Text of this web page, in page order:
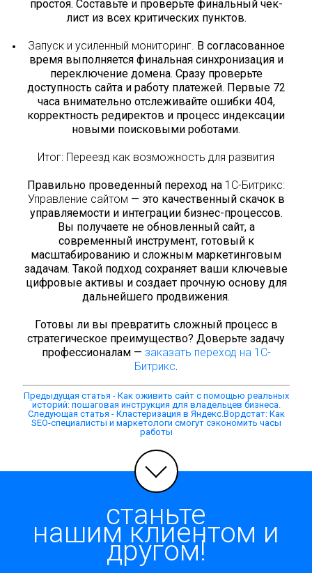
простоя. Составьте и проверьте финальный чек-
лист из всех критических пунктов.
Запуск и усиленный мониторинг. В согласованное
время выполняется финальная синхронизация и
переключение домена. Сразу проверьте
доступность сайта и работу платежей. Первые 72
часа внимательно отслеживайте ошибки 404,
корректность редиректов и процесс индексации
новыми поисковыми роботами.
Итог: Переезд как возможность для развития
Правильно проведенный переход на 1С-Битрикс:
Управление сайтом — это качественный скачок в
управляемости и интеграции бизнес-процессов.
Вы получаете не обновленный сайт, а
современный инструмент, готовый к
масштабированию и сложным маркетинговым
задачам. Такой подход сохраняет ваши ключевые
цифровые активы и создает прочную основу для
дальнейшего продвижения.
Готовы ли вы превратить сложный процесс в
стратегическое преимущество? Доверьте задачу
профессионалам — заказать переход на 1С-
Битрикс.
Предыдущая статья - Как оживить сайт с помощью реальных
историй: пошаговая инструкция для владельцев бизнеса.
Следующая статья - Кластеризация в Яндекс.Вордстат: Как
SEO-специалисты и маркетологи смогут сэкономить часы
работы
станьте
нашим клиентом и
другом!